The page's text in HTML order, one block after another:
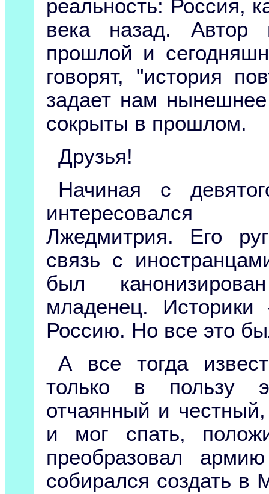
реальность: Россия,
века назад. Автор
прошлой и
говорят, "история
задает нам
сокрыты в прошлом.
Друзья!
Начиная с
интересовался
Лжедмитрия. Его
связь с
был
младенец.
Россию. Но все это
А все тогда
только в пользу
отчаянный и
и мог спать,
преобразовал
собирался создать в